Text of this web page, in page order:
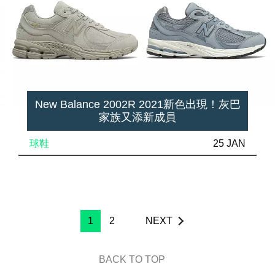
New Balance 2002R 2021新色出現！灰巴
家族又添新成員
球鞋 25 JAN
1 2 NEXT
BACK TO TOP